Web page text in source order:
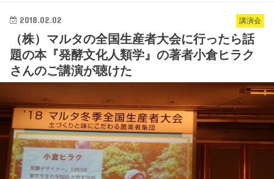
講演会
2018.02.02
（株）マルタの全国生産者大会に行ったら話
題の本『発酵文化人類学』の著者小倉ヒラク
さんのご講演が聴けた